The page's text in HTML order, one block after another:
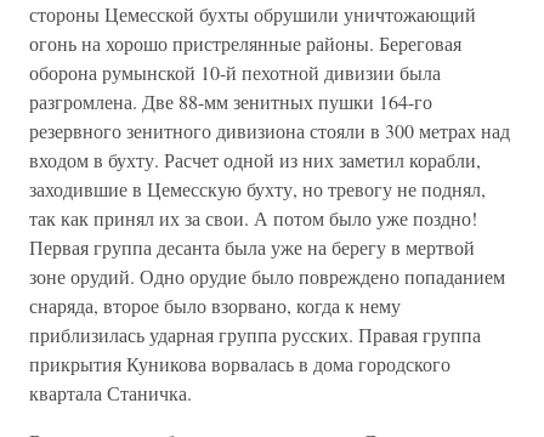
стороны Цемесской бухты обрушили уничтожающий
огонь на хорошо пристрелянные районы. Береговая
оборона румынской 10-й пехотной дивизии была
разгромлена. Две 88-мм зенитных пушки 164-го
резервного зенитного дивизиона стояли в 300 метрах над
входом в бухту. Расчет одной из них заметил корабли,
заходившие в Цемесскую бухту, но тревогу не поднял,
так как принял их за свои. А потом было уже поздно!
Первая группа десанта была уже на берегу в мертвой
зоне орудий. Одно орудие было повреждено попаданием
снаряда, второе было взорвано, когда к нему
приблизилась ударная группа русских. Правая группа
прикрытия Куникова ворвалась в дома городского
квартала Станичка.